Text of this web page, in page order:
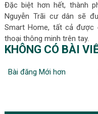
Đặc biệt hơn hết, thành
Nguyễn Trãi cư dân sẽ
Smart Home, tất cả được
thoại thông minh trên tay.
KHÔNG CÓ BÀI
Bài đăng Mới hơn